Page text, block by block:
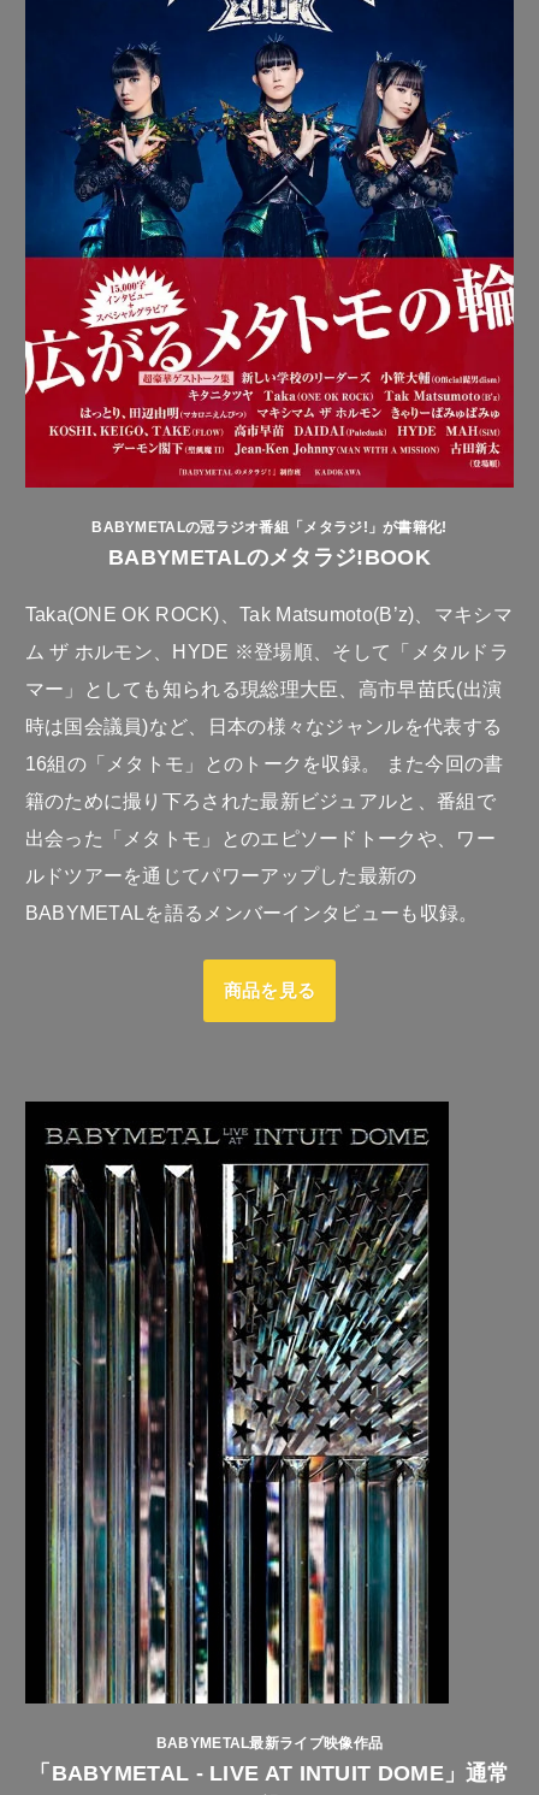
BABYMETALの冠ラジオ番組「メタラジ!」が書籍化!
BABYMETALのメタラジ!BOOK
Taka(ONE OK ROCK)、Tak Matsumoto(B’z)、マキシマ
ム ザ ホルモン、HYDE ※登場順、そして「メタルドラ
マー」としても知られる現総理大臣、高市早苗氏(出演
時は国会議員)など、日本の様々なジャンルを代表する
16組の「メタトモ」とのトークを収録。 また今回の書
籍のために撮り下ろされた最新ビジュアルと、番組で
出会った「メタトモ」とのエピソードトークや、ワー
ルドツアーを通じてパワーアップした最新の
BABYMETALを語るメンバーインタビューも収録。
商品を見る
BABYMETAL最新ライブ映像作品
「BABYMETAL - LIVE AT INTUIT DOME」通常